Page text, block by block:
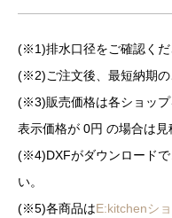
(※1)排水口径をご確認く
(※2)ご注文後、最短納期の
(※3)販売価格は各ショップ
表示価格が 0円 の場合は見
(※4)DXFがダウンロードで
い。
(※5)各商品はE:kitchenシ